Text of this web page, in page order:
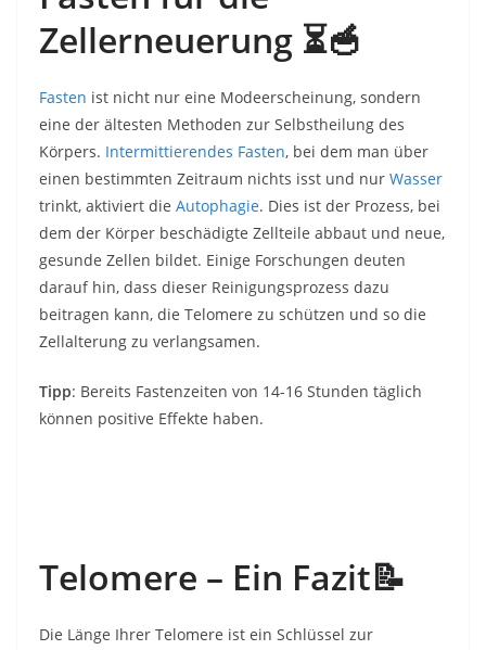
Zellerneuerung ⏳🥣
Fasten ist nicht nur eine Modeerscheinung, sondern
eine der ältesten Methoden zur Selbstheilung des
Körpers. Intermittierendes Fasten, bei dem man über
einen bestimmten Zeitraum nichts isst und nur Wasser
trinkt, aktiviert die Autophagie. Dies ist der Prozess, bei
dem der Körper beschädigte Zellteile abbaut und neue,
gesunde Zellen bildet. Einige Forschungen deuten
darauf hin, dass dieser Reinigungsprozess dazu
beitragen kann, die Telomere zu schützen und so die
Zellalterung zu verlangsamen.
Tipp: Bereits Fastenzeiten von 14-16 Stunden täglich
können positive Effekte haben.
Telomere – Ein Fazit📝
Die Länge Ihrer Telomere ist ein Schlüssel zur